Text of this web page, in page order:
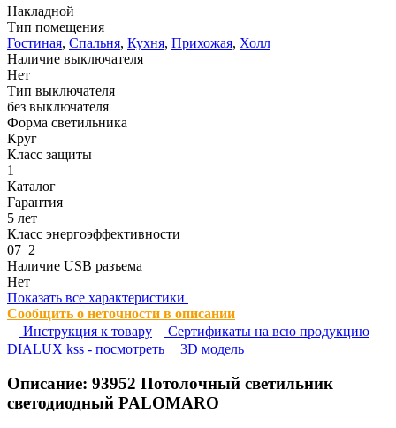
Накладной
Тип помещения
Гостиная, Спальня, Кухня, Прихожая, Холл
Наличие выключателя
Нет
Тип выключателя
без выключателя
Форма светильника
Круг
Класс защиты
1
Каталог
Гарантия
5 лет
Класс энергоэффективности
07_2
Наличие USB разъема
Нет
Показать все характеристики
Сообщить о неточности в описании
Инструкция к товару
Сертификаты на всю продукцию
DIALUX kss - посмотреть
3D модель
Описание: 93952 Потолочный светильник
светодиодный PALOMARO